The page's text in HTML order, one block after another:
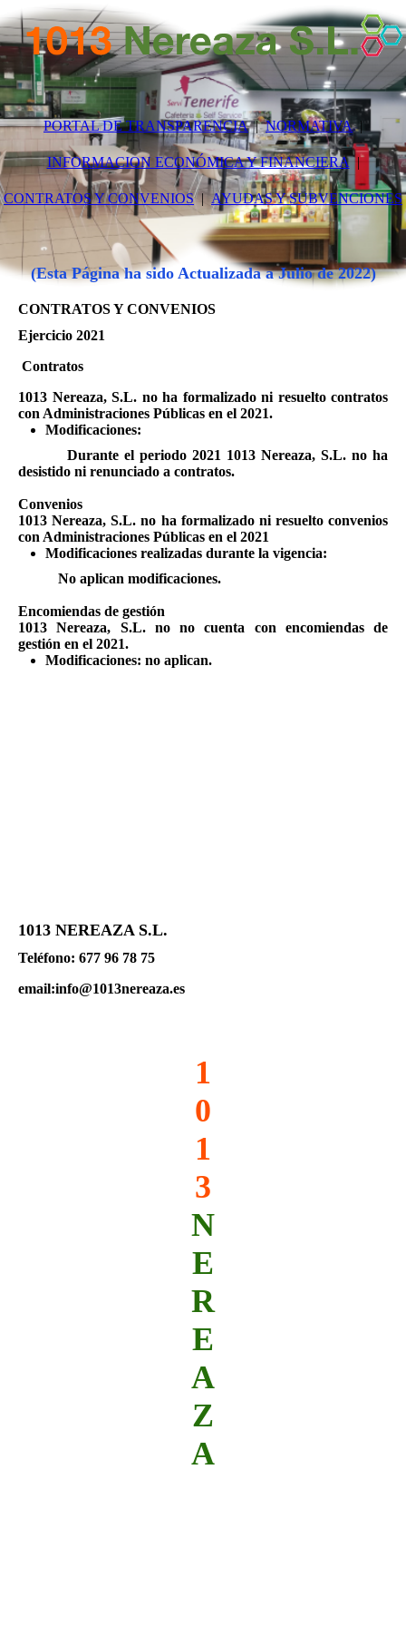
PORTAL DE TRANSPARENCIA NORMATIVA
INFORMACION ECONÓMICA Y FINANCIERA
CONTRATOS Y CONVENIOS AYUDAS Y SUBVENCIONES
(Esta Página ha sido Actualizada a Julio de 2022)
CONTRATOS Y CONVENIOS
Ejercicio 2021
Contratos
1013 Nereaza, S.L. no ha formalizado ni resuelto contratos
con Administraciones Públicas en el 2021.
Modificaciones:
Durante el periodo 2021 1013 Nereaza, S.L. no ha
desistido ni renunciado a contratos.
Convenios
1013 Nereaza, S.L. no ha formalizado ni resuelto convenios
con Administraciones Públicas en el 2021
Modificaciones realizadas durante la vigencia:
No aplican modificaciones.
Encomiendas de gestión
1013 Nereaza, S.L. no no cuenta con encomiendas de
gestión en el 2021.
Modificaciones: no aplican.
1013 NEREAZA S.L.
Teléfono: 677 96 78 75
email:info@1013nereaza.es
1
0
1
3
N
E
R
E
A
Z
A